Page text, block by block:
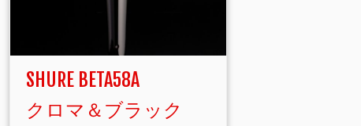
SHURE BETA58A
クロマ＆ブラック